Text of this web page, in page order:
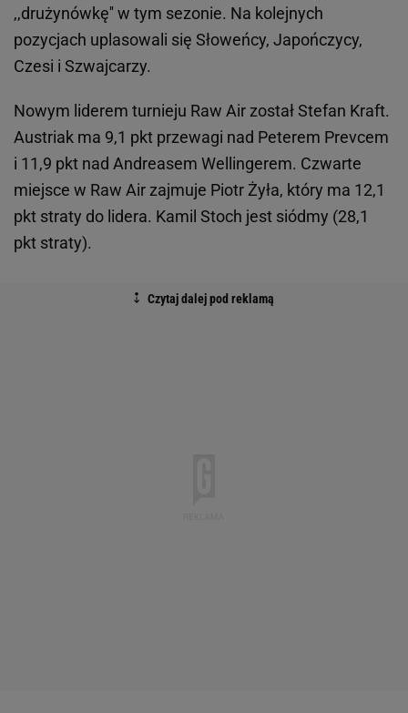
,,drużynówkę'' w tym sezonie. Na kolejnych
pozycjach uplasowali się Słoweńcy, Japończycy,
Czesi i Szwajcarzy.
Nowym liderem turnieju Raw Air został Stefan Kraft.
Austriak ma 9,1 pkt przewagi nad Peterem Prevcem
i 11,9 pkt nad Andreasem Wellingerem. Czwarte
miejsce w Raw Air zajmuje Piotr Żyła, który ma 12,1
pkt straty do lidera. Kamil Stoch jest siódmy (28,1
pkt straty).